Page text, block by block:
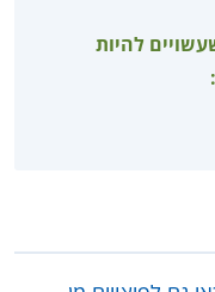
להיות